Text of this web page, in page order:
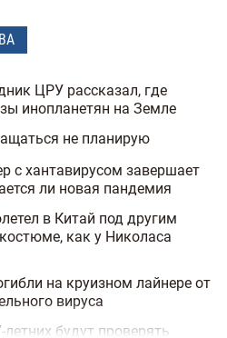
ЦРУ рассказал, где
инопланетян на Земле
не планирую
с хантавирусом завершает
ли новая пандемия
в Китай под другим
как у Николаса
на круизном лайнере от
вируса
будут проверять